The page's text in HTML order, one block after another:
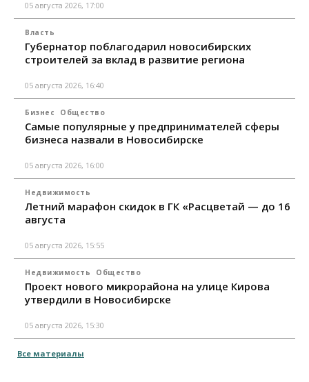
05 августа 2026, 17:00
Власть
Губернатор поблагодарил новосибирских
строителей за вклад в развитие региона
05 августа 2026, 16:40
Бизнес Общество
Самые популярные у предпринимателей сферы
бизнеса назвали в Новосибирске
05 августа 2026, 16:00
Недвижимость
Летний марафон скидок в ГК «Расцветай — до 16
августа
05 августа 2026, 15:55
Недвижимость Общество
Проект нового микрорайона на улице Кирова
утвердили в Новосибирске
05 августа 2026, 15:30
Все материалы